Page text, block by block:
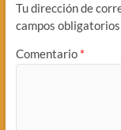
Tu dirección de
campos
Comentario *